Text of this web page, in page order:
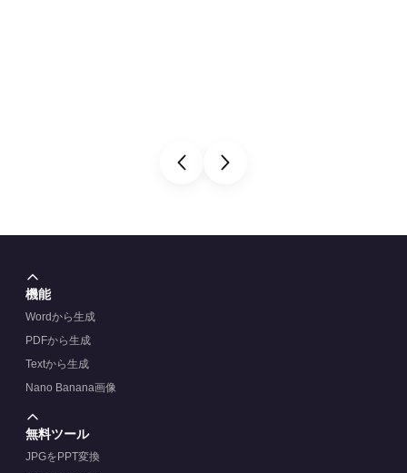
機能
Wordから生成
PDFから生成
Textから生成
Nano Banana画像
無料ツール
JPGをPPT変換